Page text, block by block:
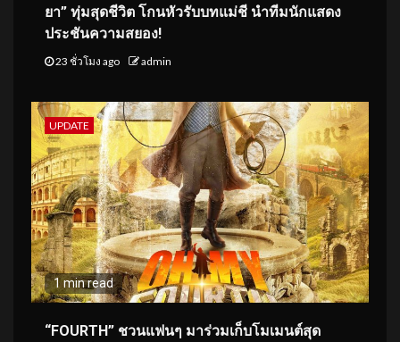
ยา” ทุ่มสุดชีวิต โกนหัวรับบทแม่ชี นำทีมนักแสดง
ประชันความสยอง!
23 ชั่วโมง ago admin
UPDATE
1 min read
“FOURTH” ชวนแฟนๆ มาร่วมเก็บโมเมนต์สุด